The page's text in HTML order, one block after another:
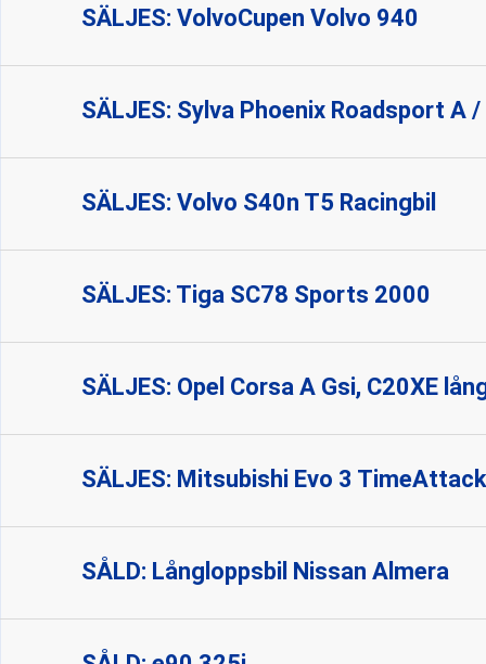
SÄLJES: VolvoCupen Volvo 940
SÄLJES: Sylva Phoenix Roadsport A
SÄLJES: Volvo S40n T5 Racingbil
SÄLJES: Tiga SC78 Sports 2000
SÄLJES: Opel Corsa A Gsi, C20XE
SÄLJES: Mitsubishi Evo 3
SÅLD: Långloppsbil Nissan Almera